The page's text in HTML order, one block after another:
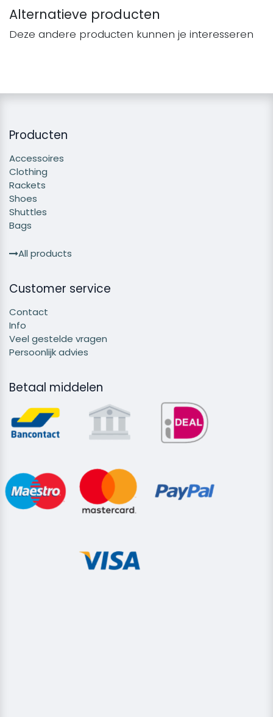
Alternatieve producten
Deze andere producten kunnen je interesseren
Producten
Accessoires
Clothing
Rackets
Shoes
Shuttles
Bags
All products
Customer service
Contact
Info
Veel gestelde vragen
Persoonlijk advies
Betaal middelen